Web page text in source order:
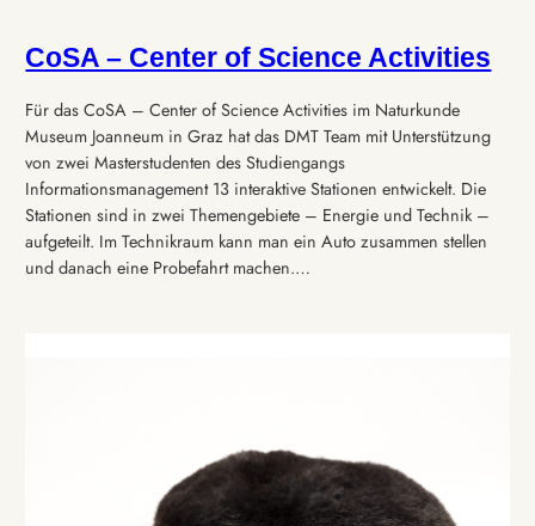
CoSA – Center of Science Activities
Für das CoSA – Center of Science Activities im Naturkunde
Museum Joanneum in Graz hat das DMT Team mit Unterstützung
von zwei Masterstudenten des Studiengangs
Informationsmanagement 13 interaktive Stationen entwickelt. Die
Stationen sind in zwei Themengebiete – Energie und Technik –
aufgeteilt. Im Technikraum kann man ein Auto zusammen stellen
und danach eine Probefahrt machen.…